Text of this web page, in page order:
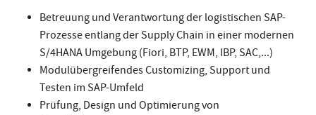
Betreuung und Verantwortung der logistischen SAP-
Prozesse entlang der Supply Chain in einer modernen
S/4HANA Umgebung (Fiori, BTP, EWM, IBP, SAC,...)
Modulübergreifendes Customizing, Support und
Testen im SAP-Umfeld
Prüfung, Design und Optimierung von